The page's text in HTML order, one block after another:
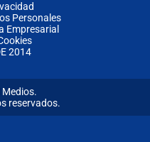
Personales
Empresarial
2014
reservados.